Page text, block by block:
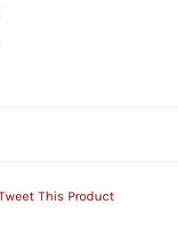
This Product